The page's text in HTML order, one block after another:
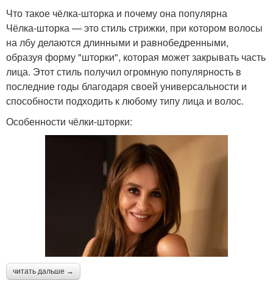
Что такое чёлка-шторка и почему она популярна
Чёлка-шторка — это стиль стрижки, при котором волосы
на лбу делаются длинными и равнобедренными,
образуя форму "шторки", которая может закрывать часть
лица. Этот стиль получил огромную популярность в
последние годы благодаря своей универсальности и
способности подходить к любому типу лица и волос.
Особенности чёлки-шторки:
читать дальше →